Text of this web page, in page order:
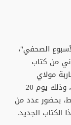
الصحفي"،
من كتاب
مولاي
مصطفى العلوي، تغمده الله بواسع رحمته، وذلك يوم 20
بحضور عدد من
الكتاب الجديد.